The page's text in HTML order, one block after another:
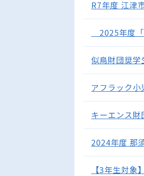
R7年度 江津
2025年度
似鳥財団奨
アフラック
キーエンス
2024年度 那
【3年生対